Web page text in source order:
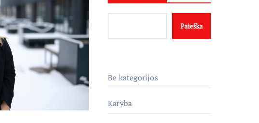
Paieška
Be kategorijos
Karyba